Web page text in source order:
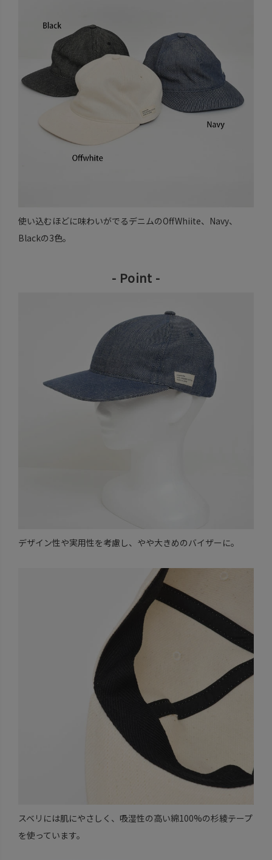
使い込むほどに味わいがでるデニムのOffWhiite、Navy、
Blackの3色。
- Point -
デザイン性や実用性を考慮し、やや大きめのバイザーに。
スベリには肌にやさしく、吸湿性の高い綿100%の杉綾テープ
を使っています。